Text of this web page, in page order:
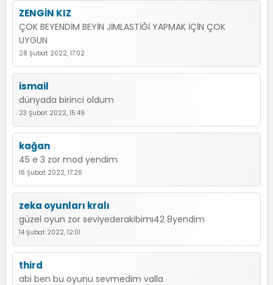
ZENGİN KIZ
ÇOK BEYENDİM BEYİN JİMLASTİĞİ YAPMAK İÇİN ÇOK
UYGUN
28 Şubat 2022, 17:02
ismail
dünyada birinci oldum
23 Şubat 2022, 15:49
kağan
45 e 3 zor mod yendim
16 Şubat 2022, 17:26
zeka oyunları kralı
güzel oyun zor seviyederakibimı42 8yendim
14 Şubat 2022, 12:01
third
abi ben bu oyunu sevmedim valla